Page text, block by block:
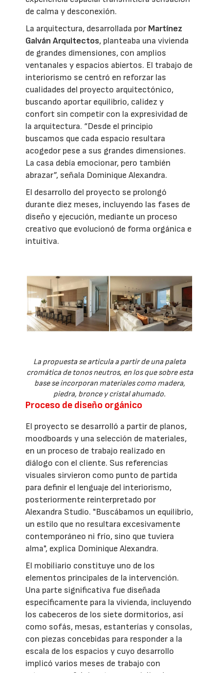
de calma y desconexión.
La arquitectura, desarrollada por Martínez
Galván Arquitectos, planteaba una vivienda
de grandes dimensiones, con amplios
ventanales y espacios abiertos. El trabajo de
interiorismo se centró en reforzar las
cualidades del proyecto arquitectónico,
buscando aportar equilibrio, calidez y
confort sin competir con la expresividad de
la arquitectura. “Desde el principio
buscamos que cada espacio resultara
acogedor pese a sus grandes dimensiones.
La casa debía emocionar, pero también
abrazar”, señala Dominique Alexandra.
El desarrollo del proyecto se prolongó
durante diez meses, incluyendo las fases de
diseño y ejecución, mediante un proceso
creativo que evolucionó de forma orgánica e
intuitiva.
La propuesta se articula a partir de una paleta
cromática de tonos neutros, en los que sobre esta
base se incorporan materiales como madera,
piedra, bronce y cristal ahumado.
Proceso de diseño orgánico
El proyecto se desarrolló a partir de planos,
moodboards y una selección de materiales,
en un proceso de trabajo realizado en
diálogo con el cliente. Sus referencias
visuales sirvieron como punto de partida
para definir el lenguaje del interiorismo,
posteriormente reinterpretado por
Alexandra Studio. "Buscábamos un equilibrio,
un estilo que no resultara excesivamente
contemporáneo ni frío, sino que tuviera
alma", explica Dominique Alexandra.
El mobiliario constituye uno de los
elementos principales de la intervención.
Una parte significativa fue diseñada
específicamente para la vivienda, incluyendo
los cabeceros de los siete dormitorios, así
como sofás, mesas, estanterías y consolas,
con piezas concebidas para responder a la
escala de los espacios y cuyo desarrollo
implicó varios meses de trabajo con